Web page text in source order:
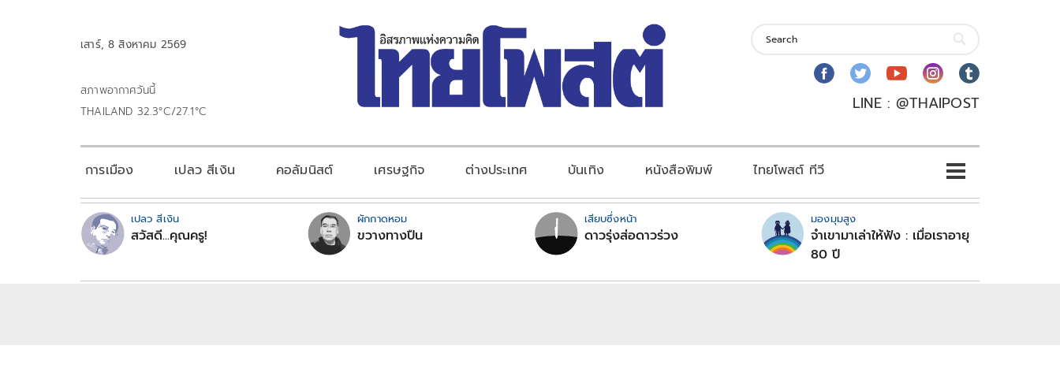
เสาร์, 8 สิงหาคม 2569
สภาพอากาศวันนี้
THAILAND 32.3°C/27.1°C
LINE : @THAIPOST
การเมือง เปลว สีเงิน คอลัมนิสต์ เศรษฐกิจ ต่างประเทศ บันเทิง หนังสือพิมพ์ ไทยโพสต์ ทีวี
เปลว สีเงิน
สวัสดี...คุณครู!
ผักกาดหอม
ขวางทางปืน
เสียบซึ่งหน้า
ดาวรุ่งส่อดาวร่วง
มองมุมสูง
จำเขามาเล่าให้ฟัง : เมื่อเราอายุ
80 ปี